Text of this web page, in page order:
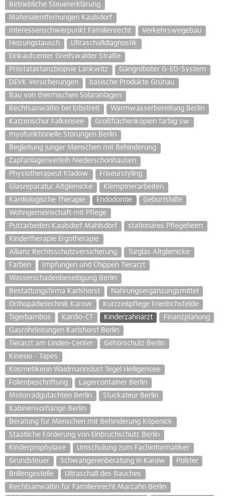
Betriebliche Steuererklärung
Materialentfernungen Kaulsdorf
Interessenschwerpunkt Familienrecht
Verkehrswegebau
Heizungstausch
Ultraschalldiagnostik
Einkaufcenter Greifswalder Straße
Prostatastanzbiopsie Lankwitz
Gangroboter G-EO-System
DEVK Versicherungen
basische Produkte Grünau
Bau von thermischen Solaranlagen
Rechtsanwältin bei Erbstreit
Warmwasserbereitung Berlin
Katzenschur Falkensee
Großflächenkopien farbig sw
myofunktionelle Störungen Berlin
Begleitung junger Menschen mit Behinderung
Zapfanlagenverleih Niederschönhausen
Physiotherapeut Kladow
Friseurstyling
Glasreparatur Altglienicke
Klemptnerarbeiten
Kardiologische Therapie
Endodontie
Geburtshilfe
Wohngemeinschaft mit Pflege
Putzarbeiten Kaulsdorf Mahlsdorf
stationäres Pflegeheim
Kindertherapie Ergotherapie
Allianz Rechtsschutzversicherung
Türglas Altglienicke
Farben
Impfungen und Chippen Tierarzt
Wasserschadenbeseitigung Berlin
Bestattungsfirma Karlshorst
Nahrungsergänzungsmittel
Orthopädietechnik Karow
Kurzzeitpflege Friedrichsfelde
Tigerbambus
Kardio-CT Kinderzahnarzt
Finanzplanung
Gasrohrleitungen Karlshorst Berlin
Tierarzt am Linden-Center
Gehörschutz Berlin
Kinesio - Tapes
Kosmetikerin Waidmannslust Tegel Heiligensee
Folienbeschriftung
Lagercontainer Berlin
Motorradgutachten Berlin
Stuckateur Berlin
Kabinenvorhänge Berlin
Beratung für Menschen mit Behinderung Köpenick
Staatliche Förderung von Einbruchschutz Berlin
Kinderprophylaxe
Umschulung zum Fachinformatiker
Grundsteuer
Schwangerenberatung in Karow
Polster
Brillengestelle
Ultraschall des Bauches
Rechtsanwältin für Familienrecht Marzahn Berlin